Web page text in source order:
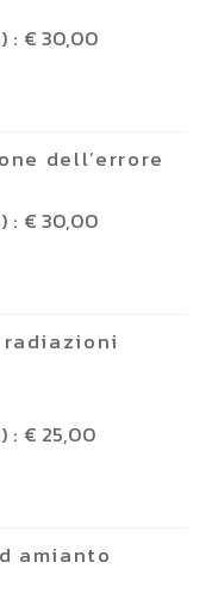
: € 30,00
dell’errore
: € 30,00
: € 25,00
amianto